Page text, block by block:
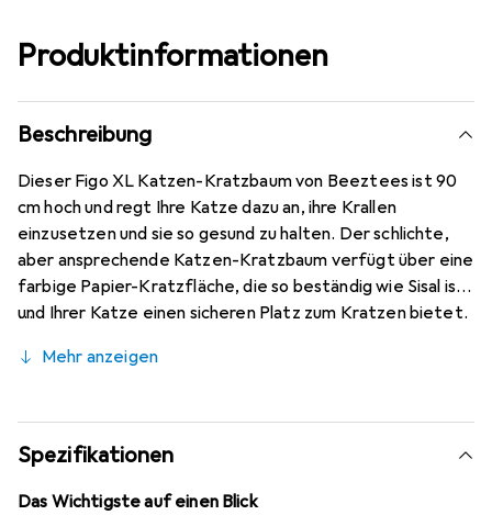
Produktinformationen
Beschreibung
Dieser Figo XL Katzen-Kratzbaum von Beeztees ist 90
cm hoch und regt Ihre Katze dazu an, ihre Krallen
einzusetzen und sie so gesund zu halten. Der schlichte,
aber ansprechende Katzen-Kratzbaum verfügt über eine
farbige Papier-Kratzfläche, die so beständig wie Sisal ist
und Ihrer Katze einen sicheren Platz zum Kratzen bietet.
Ihrer Katze stimuliert. Das Kratzteil ist äusserst
und zu montieren.
Mehr anzeigen
Spezifikationen
Das Wichtigste auf einen Blick